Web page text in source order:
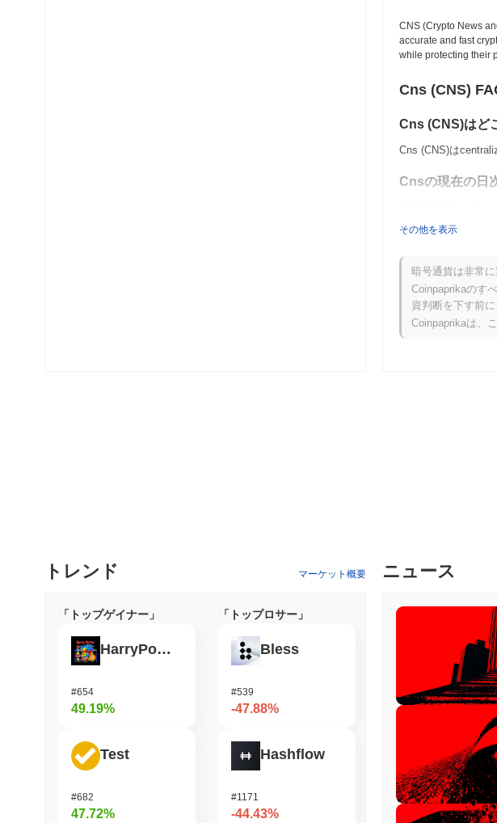
CNS (Crypto News
accurate and fast
while protecting their
Cns (CNS)
Cns (CNS)はど
Cns (CNS)は
Cnsの現在の日
Cnsの価格範囲
史上最高値（ATH
Cnsは現在、ATHよ
その他を表示
暗号通貨は非常
Coinpaprikaのす
資判断を下す前
Coinpaprikaは、
トレンド マーケット概要
「トップゲイナー」
HarryPotterObamaSonic10Inu (ETH)
#654
49.19%
Test
#682
47.72%
「トップロサー」
Bless
#539
-47.88%
Hashflow
#1171
-44.43%
ニュース